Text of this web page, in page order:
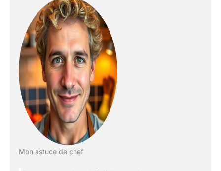
Mon astuce de chef